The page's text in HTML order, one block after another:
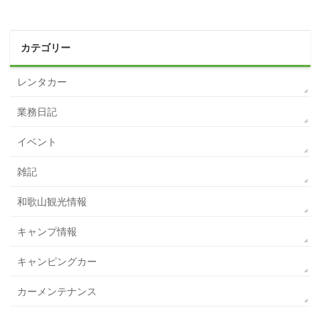
カテゴリー
レンタカー
業務日記
イベント
雑記
和歌山観光情報
キャンプ情報
キャンピングカー
カーメンテナンス